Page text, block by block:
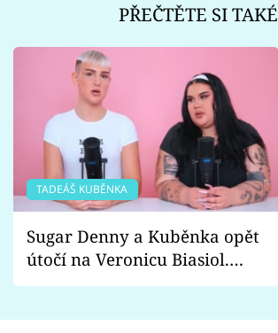
PŘEČTĚTE SI TAKÉ
TADEÁŠ KUBĚNKA
Sugar Denny a Kuběnka opět
útočí na Veronicu Biasiol.
Proč je podle nich falešná a